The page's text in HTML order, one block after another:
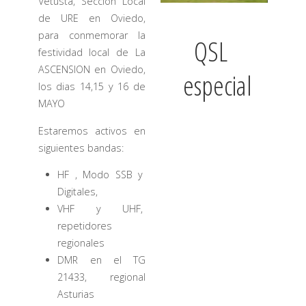
de URE en Oviedo,
para conmemorar la
festividad local de La
ASCENSION en Oviedo,
los dias 14,15 y 16 de
MAYO
Estaremos activos en
siguientes bandas:
HF , Modo SSB y
Digitales,
VHF y UHF,
repetidores
regionales
DMR en el TG
21433, regional
Asturias
QSL
especial